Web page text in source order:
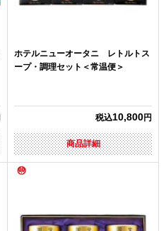
ホテルニューオータニ レトルトス
ープ・調理セット＜常温便＞
税込10,800円
商品詳細